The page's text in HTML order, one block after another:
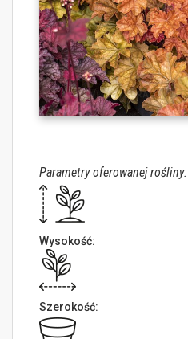
Parametry oferowanej rośliny:
Wysokość:
Szerokość: